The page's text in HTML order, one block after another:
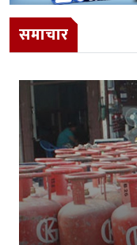
समाचार